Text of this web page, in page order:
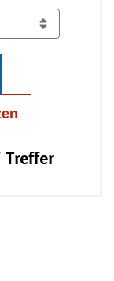
Treffer